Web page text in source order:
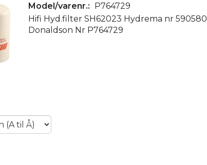
Model/varenr.: P764729
Hifi Hyd.filter SH62023 Hydrema nr 590580
Donaldson Nr P764729